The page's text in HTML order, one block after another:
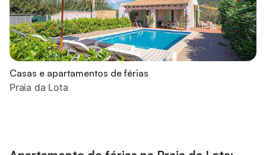
Casas e apartamentos de férias
Praia da Lota